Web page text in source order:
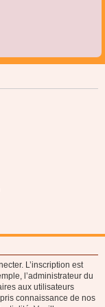
L’inscription est
l’administrateur du
aux utilisateurs
connaissance de nos